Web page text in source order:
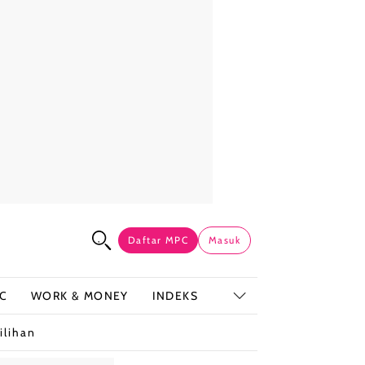
Daftar MPC Masuk
WORK & MONEY INDEKS